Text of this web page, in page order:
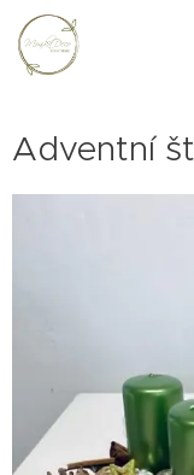
Adventní